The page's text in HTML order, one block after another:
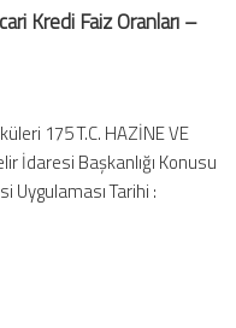
Kredi Faiz Oranları –
175 T.C. HAZİNE VE
İdaresi Başkanlığı Konusu
Uygulaması Tarihi :